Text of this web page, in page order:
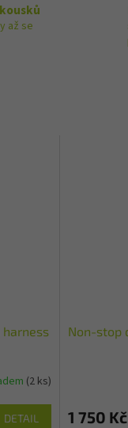
až se
(2 ks)
DETAIL
Non-stop
1 750 Kč